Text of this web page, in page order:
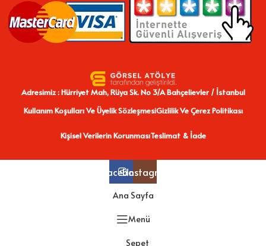
Adresimiz : Hürriyet Mah, Rüya Sk. No 3/A Bahçelievler / İstanbul
Kullanım Koşulları Ve Üyelik SözleşmesiGizlilik Ve Çerez Politikası
Kişisel Verilerin KorunmasıTeslimat & İade
FacebookInstagram
Ana Sayfa
Menü
Sepet